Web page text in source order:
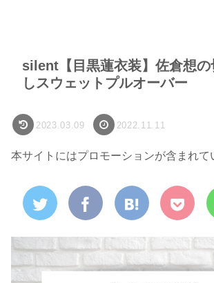
silent【目黒蓮衣装】佐倉想の
しスウェットプルオーバー
2023.03.09 2022.11.11
本サイトにはプロモーションが含まれて